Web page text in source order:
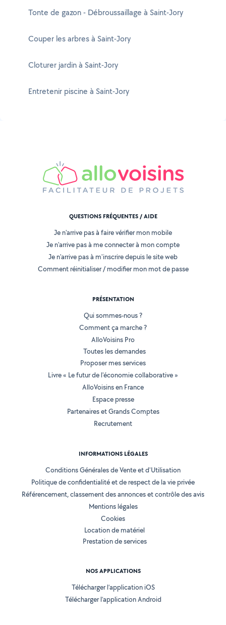
Tonte de gazon - Débroussaillage à Saint-Jory
Couper les arbres à Saint-Jory
Cloturer jardin à Saint-Jory
Entretenir piscine à Saint-Jory
QUESTIONS FRÉQUENTES / AIDE
Je n'arrive pas à faire vérifier mon mobile
Je n'arrive pas à me connecter à mon compte
Je n'arrive pas à m'inscrire depuis le site web
Comment réinitialiser / modifier mon mot de passe
PRÉSENTATION
Qui sommes-nous ?
Comment ça marche ?
AlloVoisins Pro
Toutes les demandes
Proposer mes services
Livre « Le futur de l'économie collaborative »
AlloVoisins en France
Espace presse
Partenaires et Grands Comptes
Recrutement
INFORMATIONS LÉGALES
Conditions Générales de Vente et d'Utilisation
Politique de confidentialité et de respect de la vie privée
Référencement, classement des annonces et contrôle des avis
Mentions légales
Cookies
Location de matériel
Prestation de services
NOS APPLICATIONS
Télécharger l’application iOS
Télécharger l’application Android